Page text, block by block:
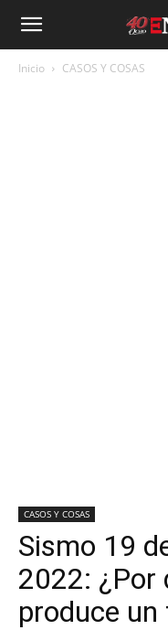
Inicio CASOS Y COSAS
CASOS Y COSAS
Sismo 19
2022: ¿Por
produce un